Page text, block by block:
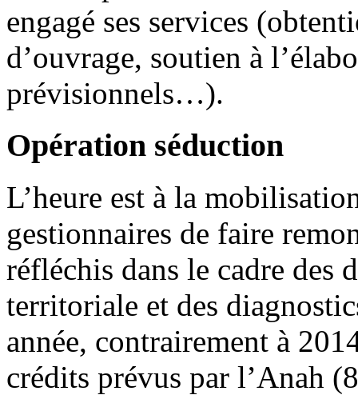
engagé ses services
d’ouvrage, soutien à
prévisionnels…).
Opération séduction
L’heure est à la
gestionnaires de faire
réfléchis dans le cadre des
territoriale et des
année, contrairement à
crédits prévus par l’Anah